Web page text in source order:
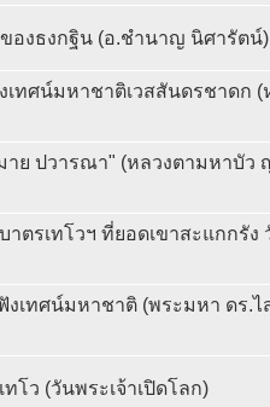
องธงกฐิน (อ.ชำนาญ นิศารัตน์)
เทศน์มหาชาติเวสสันดรชาดก (
าย ปวารณา" (หลวงตามหาบั
าตรเทโวฯ ที่ยอดเขาสะแกกรัง
งเทศน์มหาชาติ (พระมหา ดร.ไ
โว (วันพระเจ้าเปิดโลก)